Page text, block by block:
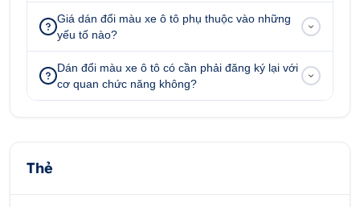
Dán Đổi Màu Candy Xanh Nhạt Xe BMW
Giá dán đổi màu xe ô tô phụ thuộc vào những
yếu tố nào?
Dán đổi màu xe ô tô có cần phải đăng ký lại với
cơ quan chức năng không?
Thẻ